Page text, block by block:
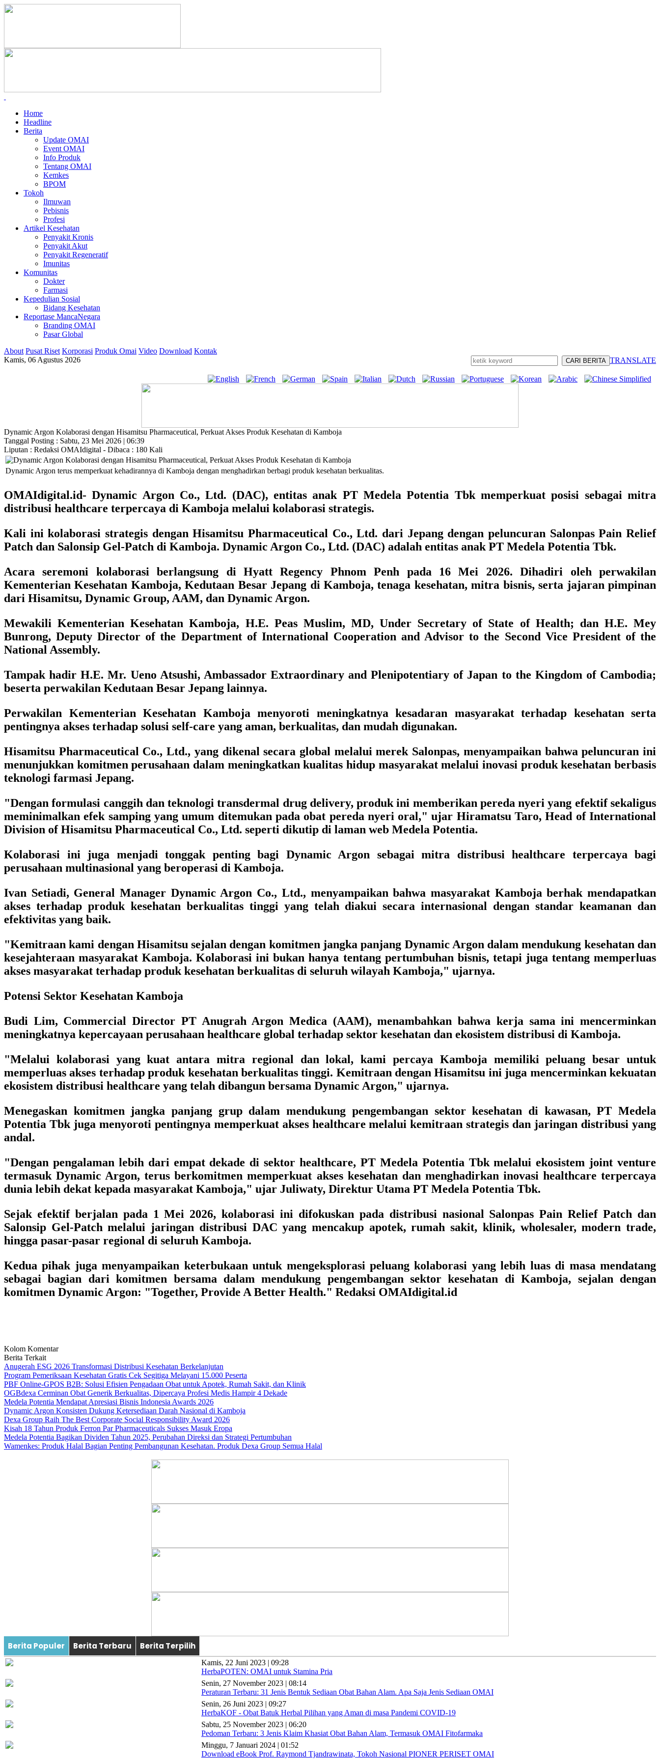
Home
Headline
Berita
Update OMAI
Event OMAI
Info Produk
Tentang OMAI
Kemkes
BPOM
Tokoh
Ilmuwan
Pebisnis
Profesi
Artikel Kesehatan
Penyakit Kronis
Penyakit Akut
Penyakit Regeneratif
Imunitas
Komunitas
Dokter
Farmasi
Kepedulian Sosial
Bidang Kesehatan
Reportase MancaNegara
Branding OMAI
Pasar Global
About Pusat Riset Korporasi Produk Omai Video Download Kontak
TRANSLATE
Kamis, 06 Agustus 2026
Dynamic Argon Kolaborasi dengan Hisamitsu Pharmaceutical, Perkuat Akses Produk Kesehatan di Kamboja
Tanggal Posting : Sabtu, 23 Mei 2026 | 06:39
Liputan : Redaksi OMAIdigital - Dibaca : 180 Kali
Dynamic Argon terus memperkuat kehadirannya di Kamboja dengan menghadirkan berbagi produk kesehatan berkualitas.
OMAIdigital.id- Dynamic Argon Co., Ltd. (DAC), entitas anak PT Medela Potentia Tbkmemperkuat posisi sebagai mitra
distribusi healthcare terpercaya di Kamboja melalui kolaborasi strategis.
Kali ini kolaborasi strategis denganHisamitsu Pharmaceutical Co., Ltd. dari Jepangdengan peluncuran Salonpas Pain Relief
Patch dan Salonsip Gel-Patch di Kamboja. Dynamic Argon Co., Ltd. (DAC) adalah entitas anak PT Medela Potentia Tbk.
Acara seremoni kolaborasi berlangsung di Hyatt Regency Phnom Penh pada 16 Mei 2026. Dihadiri oleh perwakilan
Kementerian Kesehatan Kamboja, Kedutaan Besar Jepang di Kamboja, tenaga kesehatan, mitra bisnis, serta jajaran pimpinan
dari Hisamitsu, Dynamic Group, AAM, dan Dynamic Argon.
Mewakili Kementerian Kesehatan Kamboja, H.E. Peas Muslim, MD, Under Secretary of State of Health; dan H.E. Mey
Bunrong, Deputy Director of the Department of International Cooperation and Advisor to the Second Vice President of the
National Assembly.
Tampak hadir H.E. Mr. Ueno Atsushi, Ambassador Extraordinary and Plenipotentiary of Japan to the Kingdom of Cambodia;
beserta perwakilan Kedutaan Besar Jepang lainnya.
Perwakilan Kementerian Kesehatan Kamboja menyoroti meningkatnya kesadaran masyarakat terhadap kesehatan serta
pentingnya akses terhadap solusi self-care yang aman, berkualitas, dan mudah digunakan.
Hisamitsu Pharmaceutical Co., Ltd., yang dikenal secara global melalui merek Salonpas, menyampaikan bahwa peluncuran ini
menunjukkan komitmen perusahaan dalam meningkatkan kualitas hidup masyarakat melalui inovasi produk kesehatan berbasis
teknologi farmasi Jepang.
"Dengan formulasi canggih dan teknologi transdermal drug delivery, produk ini memberikan pereda nyeri yang efektif sekaligus
meminimalkan efek samping yang umum ditemukan pada obat pereda nyeri oral," ujar Hiramatsu Taro, Head of International
Division of Hisamitsu Pharmaceutical Co., Ltd. seperti dikutip di laman web Medela Potentia.
Kolaborasi ini juga menjadi tonggak penting bagi Dynamic Argon sebagai mitra distribusi healthcare terpercaya bagi
perusahaan multinasional yang beroperasi di Kamboja.
Ivan Setiadi, General Manager Dynamic Argon Co., Ltd., menyampaikan bahwa masyarakat Kamboja berhak mendapatkan
akses terhadap produk kesehatan berkualitas tinggi yang telah diakui secara internasional dengan standar keamanan dan
efektivitas yang baik.
"Kemitraan kami dengan Hisamitsu sejalan dengan komitmen jangka panjang Dynamic Argon dalam mendukung kesehatan dan
kesejahteraan masyarakat Kamboja. Kolaborasi ini bukan hanya tentang pertumbuhan bisnis, tetapi juga tentang memperluas
akses masyarakat terhadap produk kesehatan berkualitas di seluruh wilayah Kamboja," ujarnya.
Potensi Sektor Kesehatan Kamboja
Budi Lim, Commercial Director PT Anugrah Argon Medica (AAM), menambahkan bahwa kerja sama ini mencerminkan
meningkatnya kepercayaan perusahaan healthcare global terhadap sektor kesehatan dan ekosistem distribusi di Kamboja.
"Melalui kolaborasi yang kuat antara mitra regional dan lokal, kami percaya Kamboja memiliki peluang besar untuk
memperluas akses terhadap produk kesehatan berkualitas tinggi. Kemitraan dengan Hisamitsu ini juga mencerminkan kekuatan
ekosistem distribusi healthcare yang telah dibangun bersama Dynamic Argon," ujarnya.
Menegaskan komitmen jangka panjang grup dalam mendukung pengembangan sektor kesehatan di kawasan, PT Medela
Potentia Tbk juga menyoroti pentingnya memperkuat akses healthcare melalui kemitraan strategis dan jaringan distribusi yang
andal.
"Dengan pengalaman lebih dari empat dekade di sektor healthcare, PT Medela Potentia Tbk melalui ekosistem joint venture
termasuk Dynamic Argon, terus berkomitmen memperkuat akses kesehatan dan menghadirkan inovasi healthcare terpercaya
dunia lebih dekat kepada masyarakat Kamboja," ujar Juliwaty, Direktur Utama PT Medela Potentia Tbk.
Sejak efektif berjalan pada 1 Mei 2026, kolaborasi ini difokuskan pada distribusi nasional Salonpas Pain Relief Patch dan
Salonsip Gel-Patch melalui jaringan distribusi DAC yang mencakup apotek, rumah sakit, klinik, wholesaler, modern trade,
hingga pasar-pasar regional di seluruh Kamboja.
Kedua pihak juga menyampaikan keterbukaan untuk mengeksplorasi peluang kolaborasi yang lebih luas di masa mendatang
sebagai bagian dari komitmen bersama dalam mendukung pengembangan sektor kesehatan di Kamboja, sejalan dengan
komitmen Dynamic Argon: "Together, Provide A Better Health." Redaksi OMAIdigital.id
Kolom Komentar
Berita Terkait
Anugerah ESG 2026 Transformasi Distribusi Kesehatan Berkelanjutan
Program Pemeriksaan Kesehatan Gratis Cek Segitiga Melayani 15.000 Peserta
PBF Online-GPOS B2B: Solusi Efisien Pengadaan Obat untuk Apotek, Rumah Sakit, dan Klinik
OGBdexa Cerminan Obat Generik Berkualitas, Dipercaya Profesi Medis Hampir 4 Dekade
Medela Potentia Mendapat Apresiasi Bisnis Indonesia Awards 2026
Dynamic Argon Konsisten Dukung Ketersediaan Darah Nasional di Kamboja
Dexa Group Raih The Best Corporate Social Responsibility Award 2026
Kisah 18 Tahun Produk Ferron Par Pharmaceuticals Sukses Masuk Eropa
Medela Potentia Bagikan Dividen Tahun 2025, Perubahan Direksi dan Strategi Pertumbuhan
Wamenkes: Produk Halal Bagian Penting Pembangunan Kesehatan. Produk Dexa Group Semua Halal
Berita Populer Berita Terbaru Berita Terpilih
Kamis, 22 Juni 2023 | 09:28
HerbaPOTEN: OMAI untuk Stamina Pria
Senin, 27 November 2023 | 08:14
Peraturan Terbaru: 31 Jenis Bentuk Sediaan Obat Bahan Alam. Apa Saja Jenis Sediaan OMAI
Senin, 26 Juni 2023 | 09:27
HerbaKOF - Obat Batuk Herbal Pilihan yang Aman di masa Pandemi COVID-19
Sabtu, 25 November 2023 | 06:20
Pedoman Terbaru: 3 Jenis Klaim Khasiat Obat Bahan Alam, Termasuk OMAI Fitofarmaka
Minggu, 7 Januari 2024 | 01:52
Download eBook Prof. Raymond Tjandrawinata, Tokoh Nasional PIONER PERISET OMAI